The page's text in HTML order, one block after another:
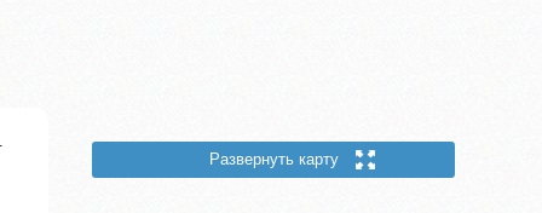
Развернуть карту